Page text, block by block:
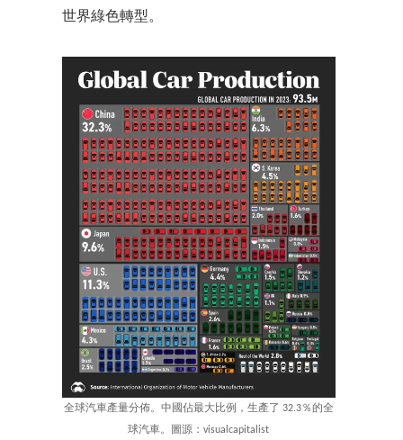
世界綠色轉型。
全球汽車產量分佈。中國佔最大比例，生產了 32.3％的全
球汽車。圖源：visualcapitalist